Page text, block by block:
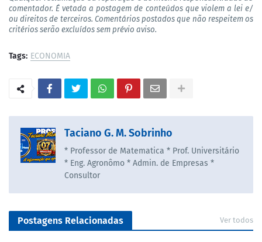
comentador. É vetada a postagem de conteúdos que violem a lei e/
ou direitos de terceiros. Comentários postados que não respeitem os
critérios serão excluídos sem prévio aviso.
Tags: ECONOMIA
Taciano G. M. Sobrinho
* Professor de Matematica * Prof. Universitário
* Eng. Agronômo * Admin. de Empresas *
Consultor
Postagens Relacionadas Ver todos